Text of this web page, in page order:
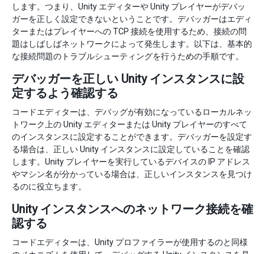
します。つまり、Unity エディターや Unity プレイヤーがデバッ
ガーを正しく設定できないということです。デバッガーはエディ
ターまたはプレイヤーへの TCP 接続を使用するため、接続の問
題はしばしばネットワークによって発生します。以下は、基本的
な接続問題のトラブルシューティングを行うための手順です。
デバッガーを正しい Unity インスタンスに設
定するよう確認する
コードエディターは、デバッグが有効になっているローカルネッ
トワーク上の Unity エディターまたは Unity プレイヤーのすべて
のインスタンスに設定することができます。デバッガーを設定す
る場合は、正しい Unity インスタンスに設定していることを確認
します。Unity プレイヤーを実行しているデバイスの IP アドレス
やマシン名が分かっている場合は、正しいインスタンスを見つけ
るのに役立ちます。
Unity インスタンスへのネットワーク接続を確
認する
コードエディターは、Unity プロファイラーが使用するのと同様